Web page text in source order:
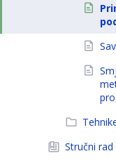
Stručni rad